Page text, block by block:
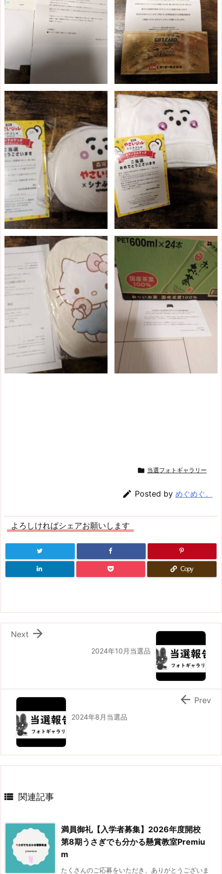
 当選フォトギャラリー
 Posted by めぐめぐ。
よろしければシェアお願いします
Copy
2024年10月当選品

Next
2024年8月当選品
 Prev
 関連記事
満員御礼【入学者募集】2026年度開校
第8期うさぎでも分かる懸賞教室Premiu
m
たくさんのご応募をいただき、ありがとうございま